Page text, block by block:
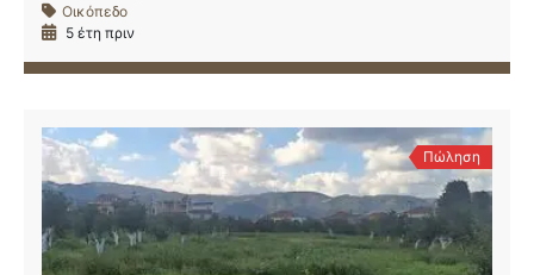
Οικόπεδο
5 έτη πριν
Πώληση